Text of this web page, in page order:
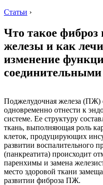
Статьи ›
Что такое фиброз
железы и как
изменение
соединительными
Поджелудочная железа (ПЖ)
одновременно отнести к
системе. Ее структуру
ткань, выполняющая роль
клеток, продуцирующих
развитии воспалительного
(панкреатита) происходит
паренхимы и замена
место здоровой ткани
развитии фиброза ПЖ.